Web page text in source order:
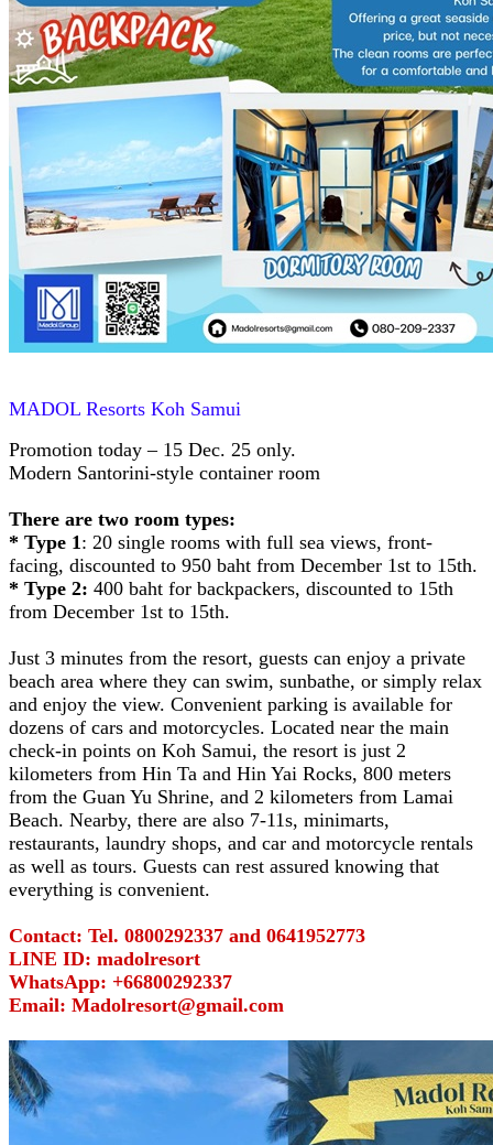
MADOL Resorts Koh Samui
Promotion today – 15 Dec. 25 only.
Modern Santorini-style container room
There are two room types:
* Type 1 : 20 single rooms with full sea views, front-
facing, discounted to 950 baht from December 1st to 15th.
* Type 2: 400 baht for backpackers, discounted to 15th
from December 1st to 15th.
Just 3 minutes from the resort, guests can enjoy a private
beach area where they can swim, sunbathe, or simply relax
and enjoy the view. Convenient parking is available for
dozens of cars and motorcycles. Located near the main
check-in points on Koh Samui, the resort is just 2
kilometers from Hin Ta and Hin Yai Rocks, 800 meters
from the Guan Yu Shrine, and 2 kilometers from Lamai
Beach. Nearby, there are also 7-11s, minimarts,
restaurants, laundry shops, and car and motorcycle rentals
as well as tours. Guests can rest assured knowing that
everything is convenient.
Contact: Tel. 0800292337 and 0641952773
LINE ID: madolresort
WhatsApp: +66800292337
Email: Madolresort@gmail.com